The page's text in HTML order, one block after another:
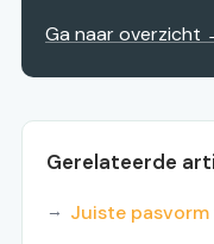
Ga naar overzicht
Gerelateerde
Juiste